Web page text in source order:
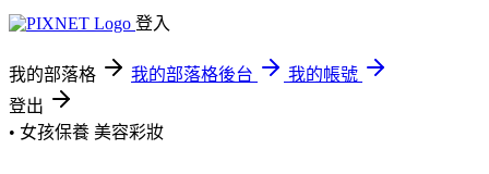
登入
我的部落格 我的部落格後台
我的帳號
登出
• 女孩保養 美容彩妝